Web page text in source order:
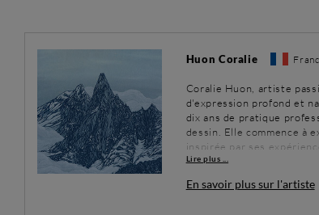
Huon Coralie
Coralie Huon, artiste
d'expression profond et
dix ans de pratique
dessin. Elle commence à
inspirée par ses
mêlant peinture acrylique
Lire plus ...
En savoir plus sur l'artiste